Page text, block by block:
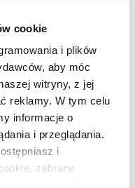
cookie
i plików
aby móc
witryny, z jej
reklamy. W tym celu
informacje o
i przeglądania.
i
zebrane
LAMPY
PRZYPODŁOGOWE